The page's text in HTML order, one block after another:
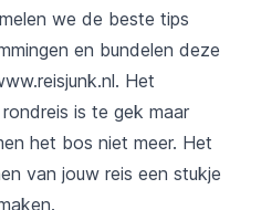
we de beste tips
en bundelen deze
. Het
is te gek maar
het bos niet meer. Het
van jouw reis een stukje